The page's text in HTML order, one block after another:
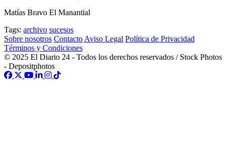
Matías Bravo El Manantial
Tags: archivo sucesos
Sobre nosotros Contacto Aviso Legal Política de Privacidad
Términos y Condiciones
© 2025 El Diario 24 - Todos los derechos reservados / Stock Photos
- Depositphotos